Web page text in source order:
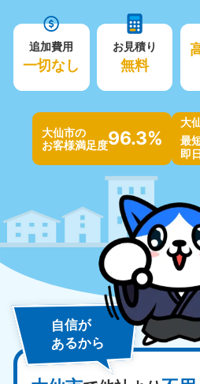
追加費用
一切なし
お見積り
無料
大仙市の
お客様満足度96.3%
大
最
即
自信が
あるから